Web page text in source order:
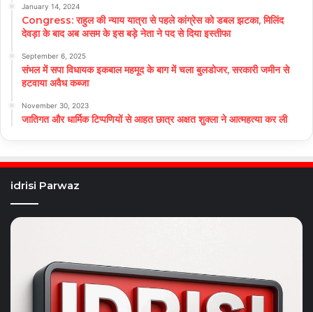
January 14, 2024
Congress: राहुल की न्याय यात्रा से पहले कांग्रेस को डबल झटका, मिलिंद
देवड़ा के बाद अब असम के इस बड़े नेता ने पद से दिया इस्तीफा
September 6, 2025
संभल में सपा विधायक इकबाल महमूद के बाग में चला बुलडोजर, सरकारी जमीन से
हटवाया अवैध कब्जा
November 30, 2023
जातिगत और धार्मिक टिप्पणियों से आहत छात्र अक्षत शुक्ला ने आत्महत्या कर ली
idrisi Parwaz